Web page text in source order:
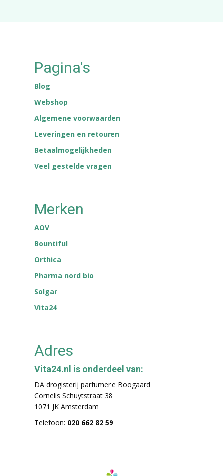
Pagina's
Blog
Webshop
Algemene voorwaarden
Leveringen en retouren
Betaalmogelijkheden
Veel gestelde vragen
Merken
AOV
Bountiful
Orthica
Pharma nord bio
Solgar
Vita24
Adres
Vita24.nl is onderdeel van:
DA drogisterij parfumerie Boogaard
Cornelis Schuytstraat 38
1071 JK Amsterdam
Telefoon: 020 662 82 59